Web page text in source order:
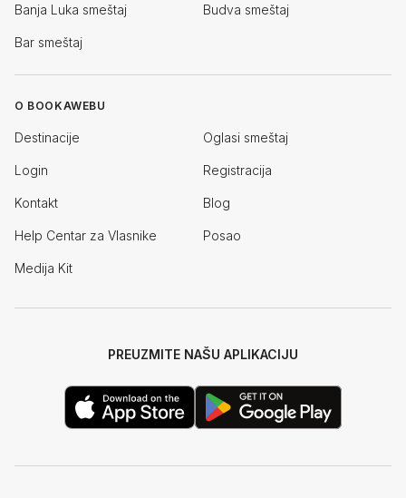
Banja Luka smeštaj Budva smeštaj
Bar smeštaj
O BOOKAWEBU
Destinacije Oglasi smeštaj
Login Registracija
Kontakt Blog
Help Centar za Vlasnike Posao
Medija Kit
PREUZMITE NAŠU APLIKACIJU